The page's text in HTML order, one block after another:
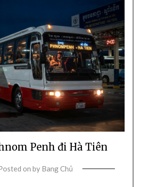
Penh đi Hà Tiên
on by Bang Chủ